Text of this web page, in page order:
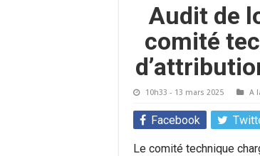
Audit de
comité
10h33 - 13 mars 2025 A
Facebook
Le comité technique